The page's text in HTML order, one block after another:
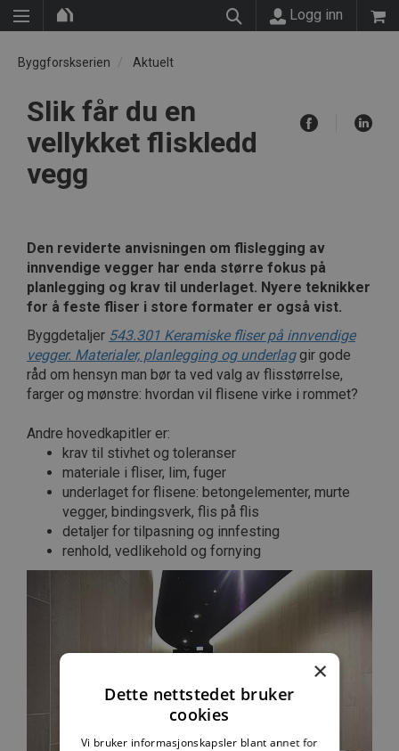
Logg inn
Byggforskserien Aktuelt
Slik får du en
vellykket fliskledd
vegg
Den reviderte anvisningen om flislegging av
innvendige vegger har enda større fokus på
planlegging og krav til underlaget. Nyere teknikker
for å feste fliser i store formater er også vist.
Byggdetaljer 543.301 Keramiske fliser på innvendige
vegger. Materialer, planlegging og underlaggir gode
råd om hensyn man bør ta ved valg av flisstørrelse,
farger og mønstre: hvordan vil flisene virke i rommet?
Andre hovedkapitler er:
krav til stivhet og toleranser
materiale i fliser, lim, fuger
underlaget for flisene: betongelementer, murte
vegger, bindingsverk, flis på flis
detaljer for tilpasning og innfesting
renhold, vedlikehold og fornying
×
Dette nettstedet bruker
cookies
Vi bruker informasjonskapsler blant annet for